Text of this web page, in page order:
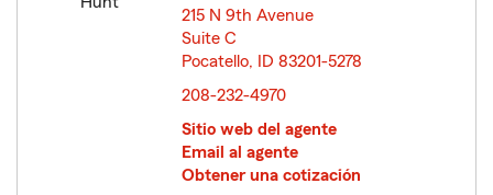
215 N 9th Avenue
Suite C
Pocatello, ID 83201-5278
208-232-4970
Sitio web del agente
Email al agente
Obtener una cotización